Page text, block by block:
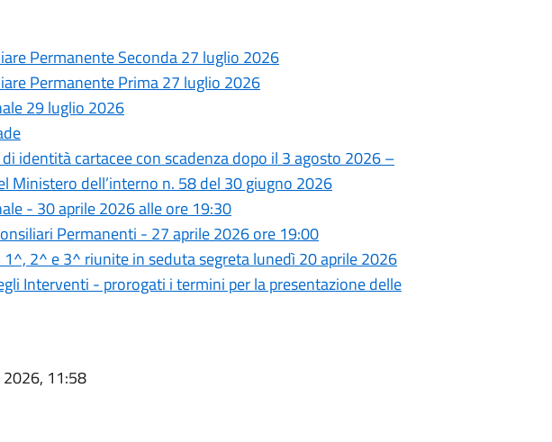
Permanente Seconda 27 luglio 2026
Permanente Prima 27 luglio 2026
29 luglio 2026
identità cartacee con scadenza dopo il 3 agosto 2026 –
Ministero dell’interno n. 58 del 30 giugno 2026
- 30 aprile 2026 alle ore 19:30
Permanenti - 27 aprile 2026 ore 19:00
2^ e 3^ riunite in seduta segreta lunedì 20 aprile 2026
Interventi - prorogati i termini per la presentazione delle
11:58